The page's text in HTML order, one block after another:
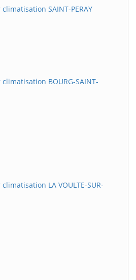
SAINT-PERAY
BOURG-SAINT-
LA VOULTE-SUR-